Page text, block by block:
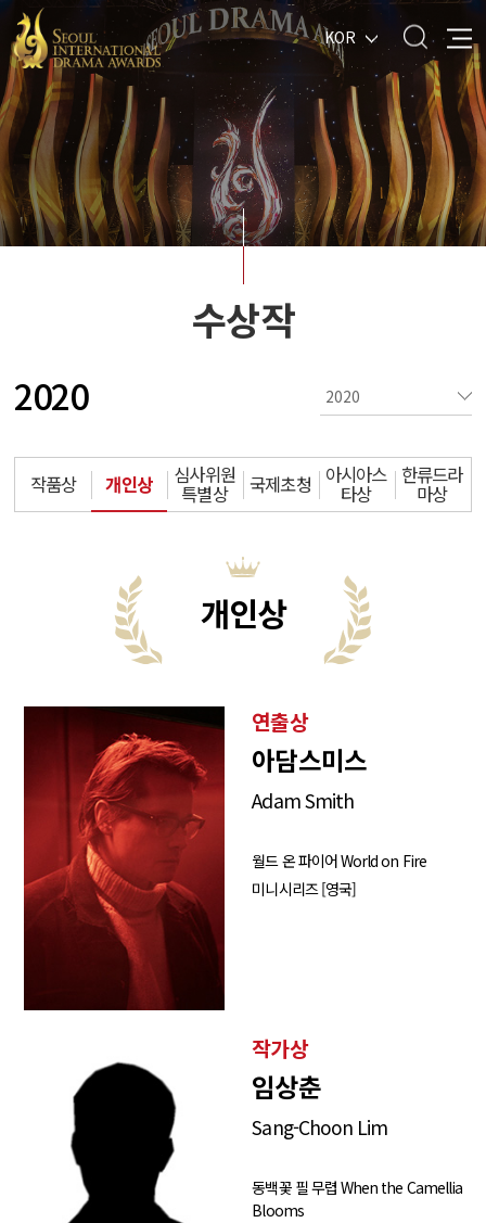
KOR
수상작
2020
작품상 개인상 심사위원
특별상 국제초청 아시아스
타상
한류드라
마상
개인상
연출상
아담스미스
Adam Smith
월드 온 파이어 World on Fire
미니시리즈 [영국]
작가상
임상춘
Sang-Choon Lim
동백꽃 필 무렵 When the Camellia
Blooms